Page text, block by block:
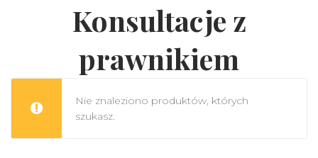
Konsultacje z
prawnikiem
Nie znaleziono produktów, których
szukasz.